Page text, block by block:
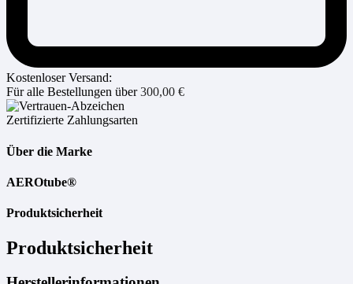
Kostenloser Versand:
Für alle Bestellungen über300,00 €
Zertifizierte Zahlungsarten
Über die Marke
AEROtube®
Produktsicherheit
Produktsicherheit